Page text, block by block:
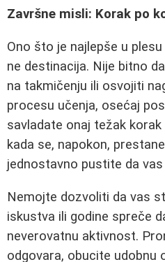
Završne misli: Korak po
Ono što je najlepše u
ne destinacija. Nije bitno
na takmičenju ili osvojiti
procesu učenja, osećaj
savladate onaj težak
kada se, napokon,
jednostavno pustite da vas
Nemojte dozvoliti da vas
iskustva ili godine spreče
neverovatnu aktivnost.
odgovara, obucite udobnu